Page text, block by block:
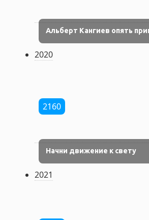
Альберт Кангиев опять
2020
2160
Начни движение к свету
2021